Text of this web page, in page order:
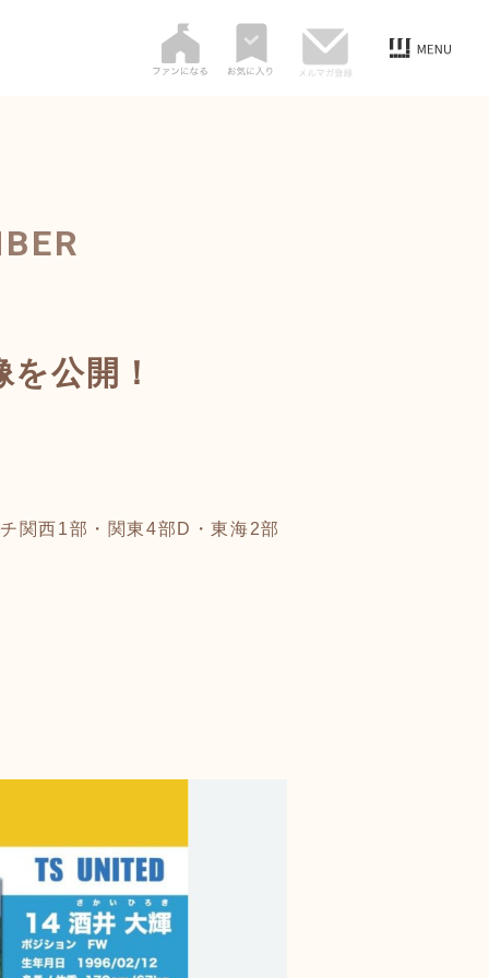
公開！
関西1部・関東4部D・東海2部